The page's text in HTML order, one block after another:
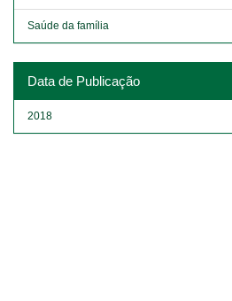
Saúde da família
Data de Publicação
2018